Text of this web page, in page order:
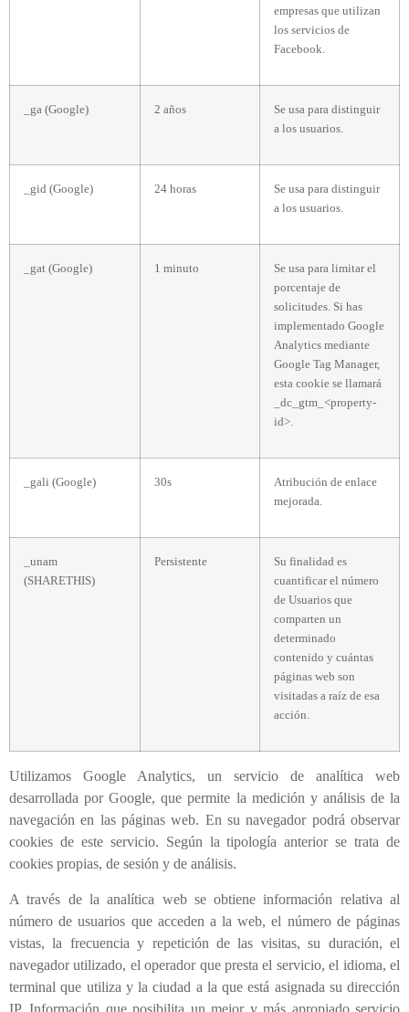
empresas que utilizan
los servicios de
Facebook.
_ga (Google) 2 años
Se usa para distinguir
a los usuarios.
_gid (Google) 24 horas
Se usa para distinguir
a los usuarios.
_gat (Google) 1 minuto
Se usa para limitar el
porcentaje de
solicitudes. Si has
implementado Google
Analytics mediante
Google Tag Manager,
esta cookie se llamará
_dc_gtm_<property-
id>.
_gali (Google) 30s
Atribución de enlace
mejorada.
_unam
(SHARETHIS)
Persistente
Su finalidad es
cuantificar el número
de Usuarios que
comparten un
determinado
contenido y cuántas
páginas web son
visitadas a raíz de esa
acción.
Utilizamos Google Analytics, un servicio de analítica web
desarrollada por Google, que permite la medición y análisis de la
navegación en las páginas web. En su navegador podrá observar
cookies de este servicio. Según la tipología anterior se trata de
cookies propias, de sesión y de análisis.
A través de la analítica web se obtiene información relativa al
número de usuarios que acceden a la web, el número de páginas
vistas, la frecuencia y repetición de las visitas, su duración, el
navegador utilizado, el operador que presta el servicio, el idioma, el
terminal que utiliza y la ciudad a la que está asignada su dirección
IP. Información que posibilita un mejor y más apropiado servicio